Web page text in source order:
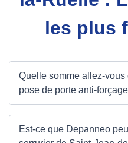
les plus
Quelle somme allez-
pose de porte anti-
Est-ce que Depanneo